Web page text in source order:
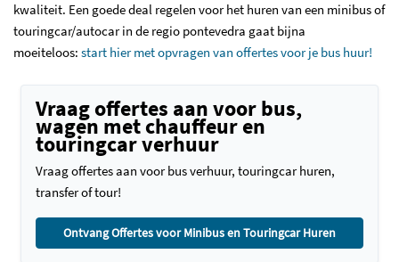
kwaliteit. Een goede deal regelen voor het huren van een minibus of
touringcar/autocar in de regio pontevedra gaat bijna
moeiteloos: start hier met opvragen van offertes voor je bus huur!
Vraag offertes aan voor bus,
wagen met chauffeur en
touringcar verhuur
Vraag offertes aan voor bus verhuur, touringcar huren,
transfer of tour!
Ontvang Offertes voor Minibus en Touringcar Huren